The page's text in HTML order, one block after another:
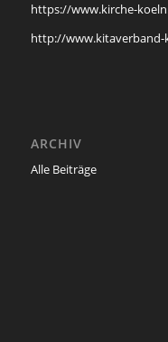
https://www.kirche-
http://www.kitaverband-
ARCHIV
Alle Beiträge